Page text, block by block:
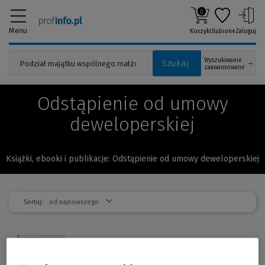
Menu
Szukaj
Wyszukiwanie
zaawansowane
0
KoszykUlubioneZaloguj
Odstąpienie od umowy
deweloperskiej
Książki, ebooki i publikacje: Odstąpienie od umowy deweloperskiej
Sortuj: